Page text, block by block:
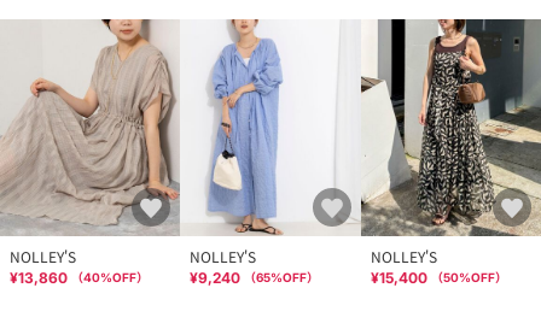
NOLLEY'S
¥13,860 （40%OFF）
NOLLEY'S
¥9,240 （65%OFF）
NOLLEY'S
¥15,400 （50%OFF）